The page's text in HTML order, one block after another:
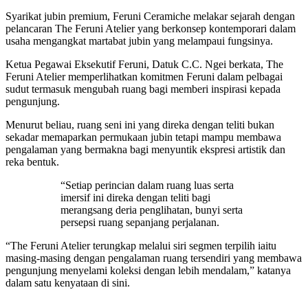
Syarikat jubin premium, Feruni Ceramiche melakar sejarah dengan
pelancaran The Feruni Atelier yang berkonsep kontemporari dalam
usaha mengangkat martabat jubin yang melampaui fungsinya.
Ketua Pegawai Eksekutif Feruni, Datuk C.C. Ngei berkata, The
Feruni Atelier memperlihatkan komitmen Feruni dalam pelbagai
sudut termasuk mengubah ruang bagi memberi inspirasi kepada
pengunjung.
Menurut beliau, ruang seni ini yang direka dengan teliti bukan
sekadar memaparkan permukaan jubin tetapi mampu membawa
pengalaman yang bermakna bagi menyuntik ekspresi artistik dan
reka bentuk.
“Setiap perincian dalam ruang luas serta
imersif ini direka dengan teliti bagi
merangsang deria penglihatan, bunyi serta
persepsi ruang sepanjang perjalanan.
“The Feruni Atelier terungkap melalui siri segmen terpilih iaitu
masing-masing dengan pengalaman ruang tersendiri yang membawa
pengunjung menyelami koleksi dengan lebih mendalam,” katanya
dalam satu kenyataan di sini.